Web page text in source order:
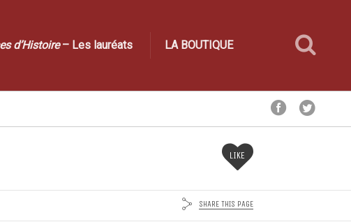
d’Histoire– Les lauréats LA BOUTIQUE
LIKE
SHARE THIS PAGE